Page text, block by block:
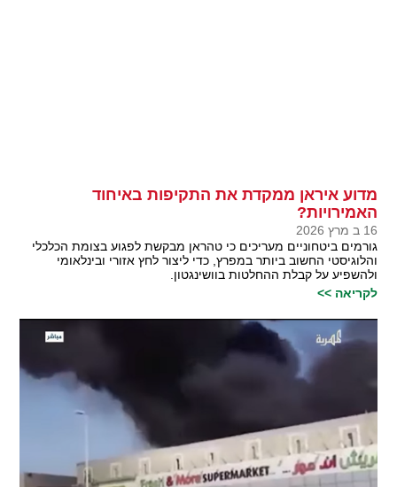
מדוע איראן ממקדת את התקיפות באיחוד
האמירויות?
16 ב מרץ 2026
גורמים ביטחוניים מעריכים כי טהראן מבקשת לפגוע בצומת הכלכלי
והלוגיסטי החשוב ביותר במפרץ, כדי ליצור לחץ אזורי ובינלאומי
ולהשפיע על קבלת ההחלטות בוושינגטון.
לקריאה >>